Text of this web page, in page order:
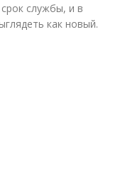
службы, и в
как новый.